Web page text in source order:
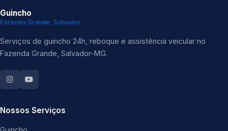
Guincho
Fazenda Grande, Salvador
Serviços de guincho 24h, reboque e assistência veicular no
Fazenda Grande, Salvador-MG.
Nossos Serviços